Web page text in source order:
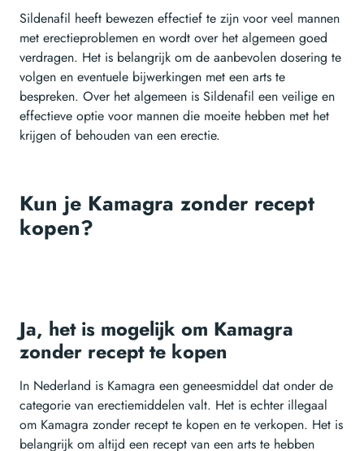
Sildenafil heeft bewezen effectief te zijn voor veel mannen
met erectieproblemen en wordt over het algemeen goed
verdragen. Het is belangrijk om de aanbevolen dosering te
volgen en eventuele bijwerkingen met een arts te
bespreken. Over het algemeen is Sildenafil een veilige en
effectieve optie voor mannen die moeite hebben met het
krijgen of behouden van een erectie.
Kun je Kamagra zonder recept
kopen?
Ja, het is mogelijk om Kamagra
zonder recept te kopen
In Nederland is Kamagra een geneesmiddel dat onder de
categorie van erectiemiddelen valt. Het is echter illegaal
om Kamagra zonder recept te kopen en te verkopen. Het is
belangrijk om altijd een recept van een arts te hebben